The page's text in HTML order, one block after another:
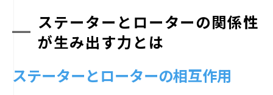
ステーターとローターの関係性
が生み出す力とは
ステーターとローターの相互作用